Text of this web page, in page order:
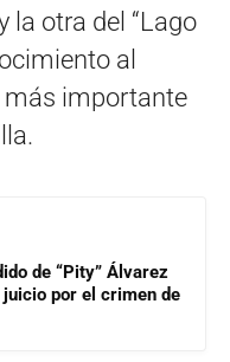
la otra del “Lago
al
importante
de “Pity” Álvarez
por el crimen de